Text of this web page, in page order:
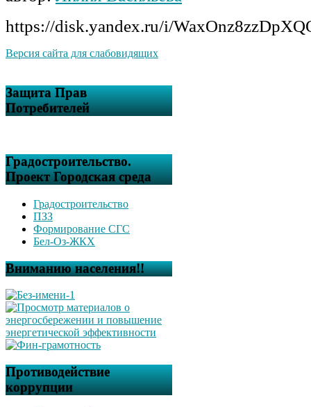
https://disk.yandex.ru/i/
Версия сайта для слабовидящих
Защита Прав
Потребителей
Градостроительство.
Проект Городская среда
Градостроительство
ПЗЗ
Формирование СГС
Бел-Оз-ЖКХ
Вниманию населения!!
Противодействие
коррупции